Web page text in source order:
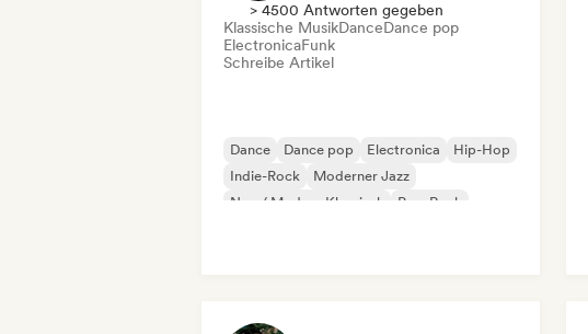
> 4500 Antworten gegeben
Klassische MusikDanceDance pop
ElectronicaFunk
Schreibe Artikel
Dance Dance pop Electronica
Hip-Hop
Indie-Rock
Moderner Jazz
Neo / Modern Klassisch
Pop-Rock